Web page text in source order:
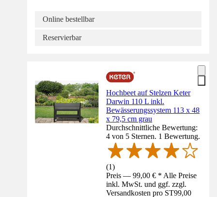
Online bestellbar
Reservierbar
Hochbeet auf Stelzen Keter
Darwin 110 L inkl.
Bewässerungssystem 113 x 48
x 79,5 cm grau
Durchschnittliche Bewertung:
4 von 5 Sternen. 1 Bewertung.
(1)
Preis — 99,00 € * Alle Preise
inkl. MwSt. und ggf. zzgl.
Versandkosten pro ST99,00